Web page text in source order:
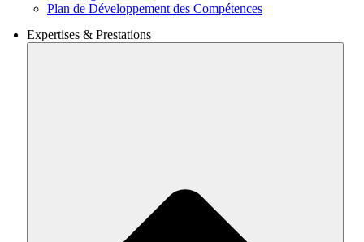
Plan de Développement des Compétences
Expertises & Prestations